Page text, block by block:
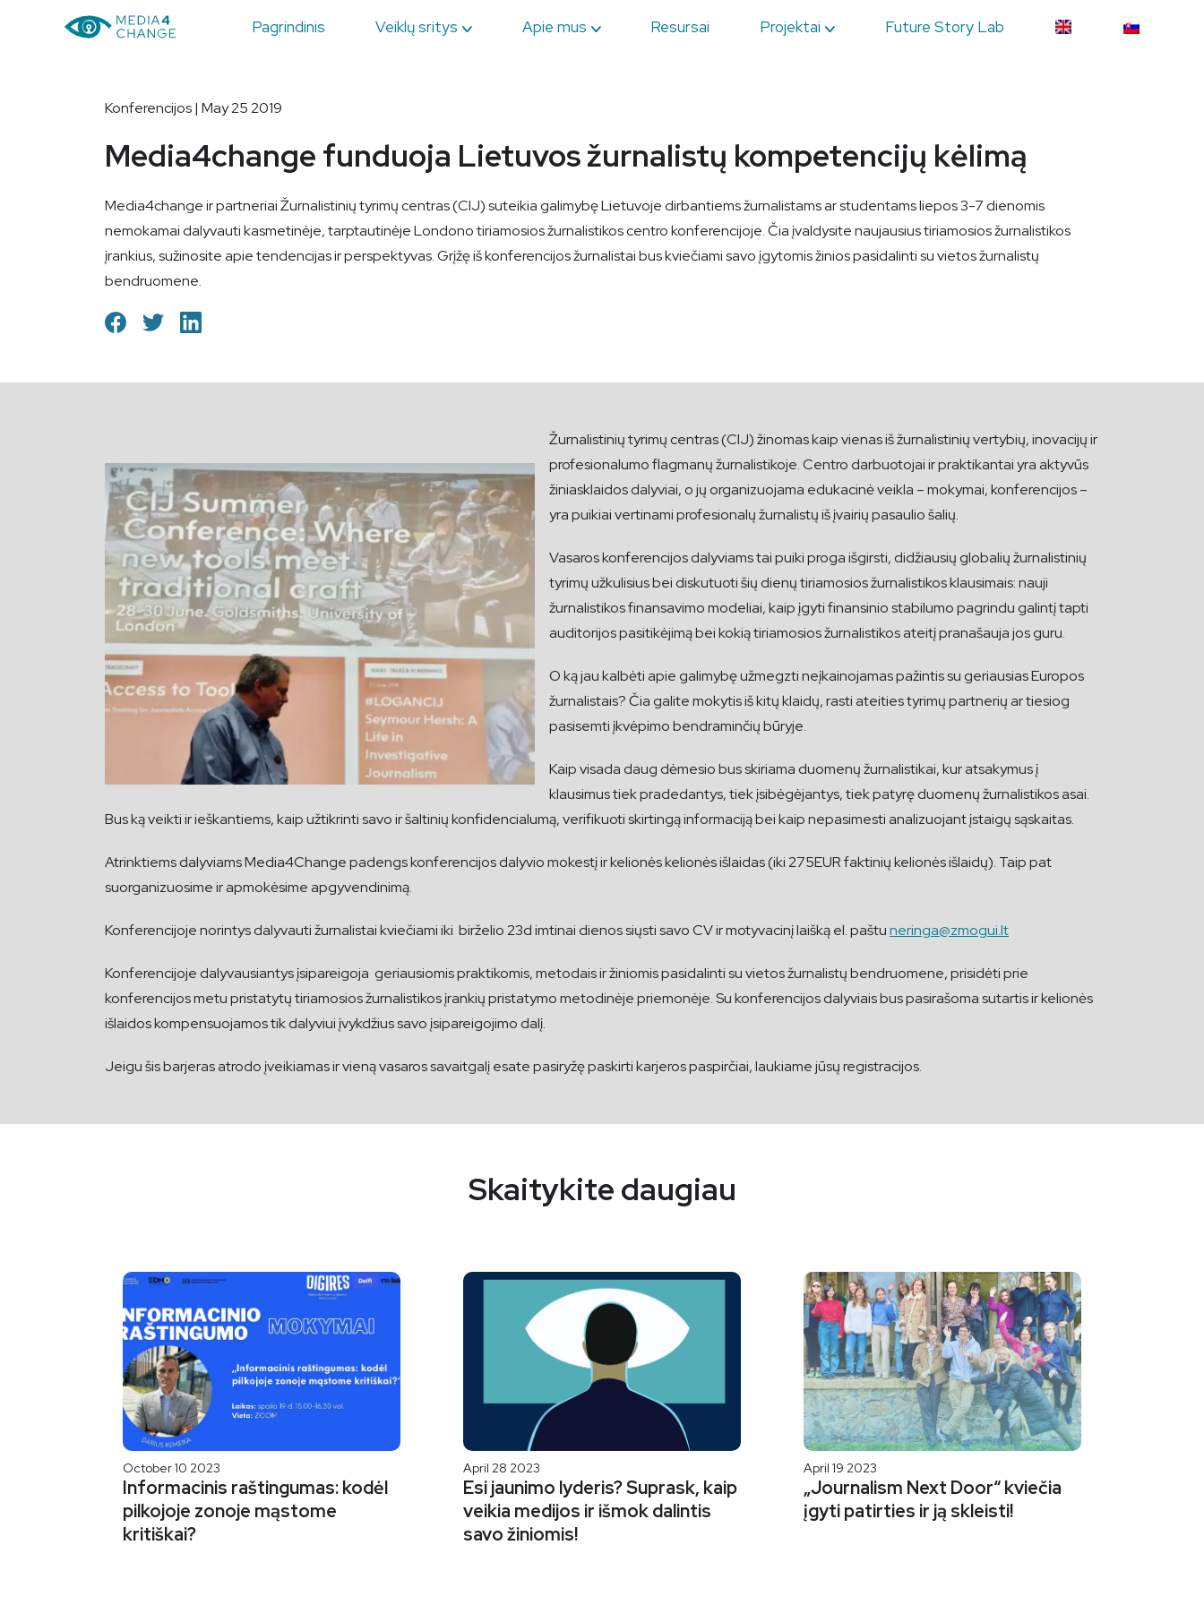
Pagrindinis Veiklų sritys Apie mus Resursai Projektai Future Story Lab
Konferencijos | May 25 2019
Media4change funduoja Lietuvos žurnalistų kompetencijų kėlimą
Media4change ir partneriai Žurnalistinių tyrimų centras (CIJ) suteikia galimybę Lietuvoje dirbantiems žurnalistams ar studentams liepos 3-7 dienomis
nemokamai dalyvauti kasmetinėje, tarptautinėje Londono tiriamosios žurnalistikos centro konferencijoje. Čia įvaldysite naujausius tiriamosios žurnalistikos
įrankius, sužinosite apie tendencijas ir perspektyvas. Grįžę iš konferencijos žurnalistai bus kviečiami savo įgytomis žinios pasidalinti su vietos žurnalistų
bendruomene.
Žurnalistinių tyrimų centras (CIJ) žinomas kaip vienas iš žurnalistinių vertybių, inovacijų ir
profesionalumo flagmanų žurnalistikoje. Centro darbuotojai ir praktikantai yra aktyvūs
žiniasklaidos dalyviai, o jų organizuojama edukacinė veikla – mokymai, konferencijos –
yra puikiai vertinami profesionalų žurnalistų iš įvairių pasaulio šalių.
Vasaros konferencijos dalyviams tai puiki proga išgirsti, didžiausių globalių žurnalistinių
tyrimų užkulisius bei diskutuoti šių dienų tiriamosios žurnalistikos klausimais: nauji
žurnalistikos finansavimo modeliai, kaip įgyti finansinio stabilumo pagrindu galintį tapti
auditorijos pasitikėjimą bei kokią tiriamosios žurnalistikos ateitį pranašauja jos guru.
O ką jau kalbėti apie galimybę užmegzti neįkainojamas pažintis su geriausias Europos
žurnalistais? Čia galite mokytis iš kitų klaidų, rasti ateities tyrimų partnerių ar tiesiog
pasisemti įkvėpimo bendraminčių būryje.
Kaip visada daug dėmesio bus skiriama duomenų žurnalistikai, kur atsakymus į
klausimus tiek pradedantys, tiek įsibėgėjantys, tiek patyrę duomenų žurnalistikos asai.
Bus ką veikti ir ieškantiems, kaip užtikrinti savo ir šaltinių konfidencialumą, verifikuoti skirtingą informaciją bei kaip nepasimesti analizuojant įstaigų sąskaitas.
Atrinktiems dalyviams Media4Change padengs konferencijos dalyvio mokestį ir kelionės kelionės išlaidas (iki 275EUR faktinių kelionės išlaidų). Taip pat
suorganizuosime ir apmokėsime apgyvendinimą.
Konferencijoje norintys dalyvauti žurnalistai kviečiami iki birželio 23d imtinai dienos siųsti savo CV ir motyvacinį laišką el. paštuneringa@zmogui.lt
Konferencijoje dalyvausiantys įsipareigoja geriausiomis praktikomis, metodais ir žiniomis pasidalinti su vietos žurnalistų bendruomene, prisidėti prie
konferencijos metu pristatytų tiriamosios žurnalistikos įrankių pristatymo metodinėje priemonėje. Su konferencijos dalyviais bus pasirašoma sutartis ir kelionės
išlaidos kompensuojamos tik dalyviui įvykdžius savo įsipareigojimo dalį.
Jeigu šis barjeras atrodo įveikiamas ir vieną vasaros savaitgalį esate pasiryžę paskirti karjeros paspirčiai, laukiame jūsų registracijos.
Skaitykite daugiau
October 10 2023
Informacinis raštingumas: kodėl
pilkojoje zonoje mąstome
kritiškai?
April 28 2023
Esi jaunimo lyderis? Suprask, kaip
veikia medijos ir išmok dalintis
savo žiniomis!
April 19 2023
„Journalism Next Door“ kviečia
įgyti patirties ir ją skleisti!